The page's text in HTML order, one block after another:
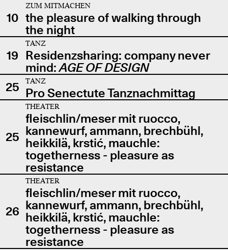
10
ZUM MITMACHEN
the pleasure of walking through
the night
19
TANZ
Residenzsharing: company never
mind:AGE OF DESIGN
25
TANZ
Pro Senectute Tanznachmittag
25
THEATER
fleischlin/meser mit ruocco,
kannewurf, ammann, brechbühl,
heikkilä, krstić, mauchle:
togetherness - pleasure as
resistance
26
THEATER
fleischlin/meser mit ruocco,
kannewurf, ammann, brechbühl,
heikkilä, krstić, mauchle:
togetherness - pleasure as
resistance